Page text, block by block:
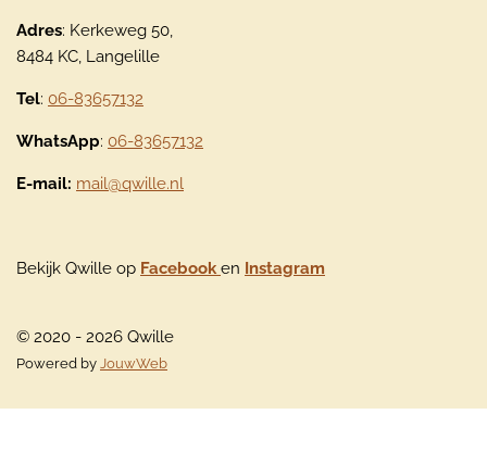
Adres: Kerkeweg 50,
8484 KC, Langelille
Tel: 06-83657132
WhatsApp: 06-83657132
E-mail: mail@qwille.nl
Bekijk Qwille op Facebook en Instagram
© 2020 - 2026 Qwille
Powered by JouwWeb